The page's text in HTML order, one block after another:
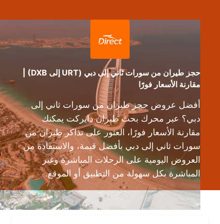
حجز طيران من سورات ثاني إلى دبي (URT إلى DXB) |
مقارنة الأسعار فورًا
أفضل عروض حجز طيران من سورات ثاني إلى
دبي؟ عبر محرك بحث طيران دايركت يمكنك
مقارنة الأسعار فورًا، العثور على تذاكر طيران من
سورات ثاني إلى دبي بأفضل قيمة، والاستفادة من
العروض اليومية على الرحلات المباشرة وغير
المباشرة بكل سهولة من التطبيق أو الموقع.